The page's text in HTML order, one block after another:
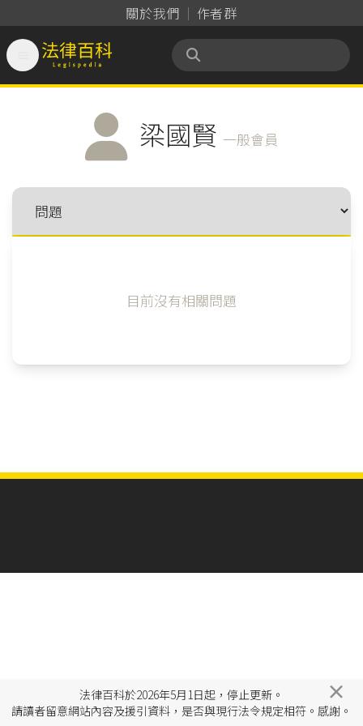
關於我們 作者群
法律百科 Legispedia
梁國賢 一般會員
目前沒有相關問題
法律百科於2026年5月1日起，停止更新。
請讀者留意網站內容及援引資料，是否與現行法令規定相符。感謝。
×